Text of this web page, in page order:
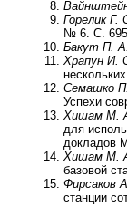
Горелик Г.
№ 6. С.
Бакут П.
Храпун И.
Семашко
Успехи
Хишам М.
для
докладов
Хишам М.
базовой
Фирсаков
станции